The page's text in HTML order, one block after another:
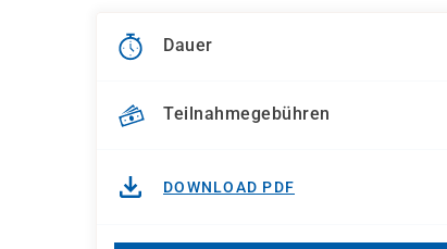
Dauer
Teilnahmegebühren
DOWNLOAD PDF